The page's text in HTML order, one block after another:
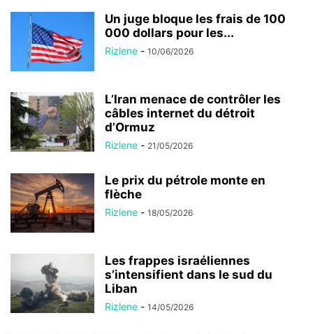
Un juge bloque les frais de 100
000 dollars pour les...
Rizlene - 10/06/2026
L’Iran menace de contrôler les
câbles internet du détroit
d’Ormuz
Rizlene - 21/05/2026
Le prix du pétrole monte en
flèche
Rizlene - 18/05/2026
Les frappes israéliennes
s’intensifient dans le sud du
Liban
Rizlene - 14/05/2026